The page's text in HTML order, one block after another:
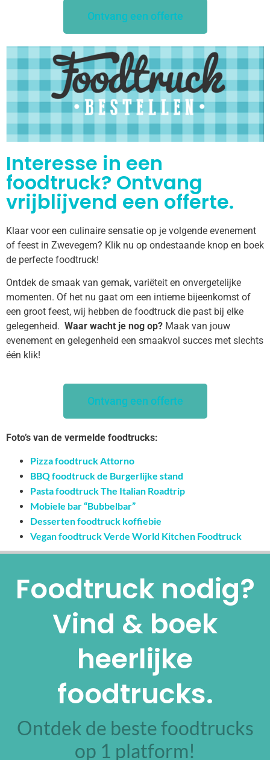
Ontvang een offerte
Interesse in een
foodtruck? Ontvang
vrijblijvend een offerte.
Klaar voor een culinaire sensatie op je volgende evenement
of feest in Zwevegem? Klik nu op ondestaande knop en boek
de perfecte foodtruck!
Ontdek de smaak van gemak, variëteit en onvergetelijke
momenten. Of het nu gaat om een intieme bijeenkomst of
een groot feest, wij hebben de foodtruck die past bij elke
gelegenheid. Waar wacht je nog op? Maak van jouw
evenement en gelegenheid een smaakvol succes met slechts
één klik!
Ontvang een offerte
Foto’s van de vermelde foodtrucks:
Pizza foodtruck Attorno
BBQ foodtruck de Burgerlijke stand
Pasta foodtruck The Italian Roadtrip
Mobiele bar “Bubbelbar”
Desserten foodtruck koffiebie
Vegan foodtruck Verde World Kitchen Foodtruck
Foodtruck nodig?
Vind & boek
heerlijke
foodtrucks.
Ontdek de beste foodtrucks
op 1 platform!